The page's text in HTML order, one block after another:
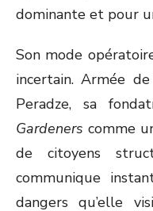
dominante et pour
Son mode
incertain. Armée
Peradze, sa
Gardeners comme
de citoyens
communique
dangers qu’elle